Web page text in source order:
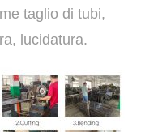
taglio di tubi,
lucidatura.